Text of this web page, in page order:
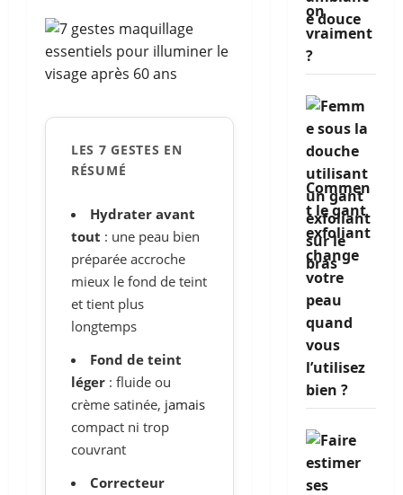
LES 7 GESTES EN
RÉSUMÉ
Hydrater avant
tout : une peau bien
préparée accroche
mieux le fond de teint
et tient plus
longtemps
Fond de teint
léger : fluide ou
crème satinée, jamais
compact ni trop
couvrant
Correcteur
on
vraiment
?
Commen
t le gant
exfoliant
change
votre
peau
quand
vous
l’utilisez
bien ?